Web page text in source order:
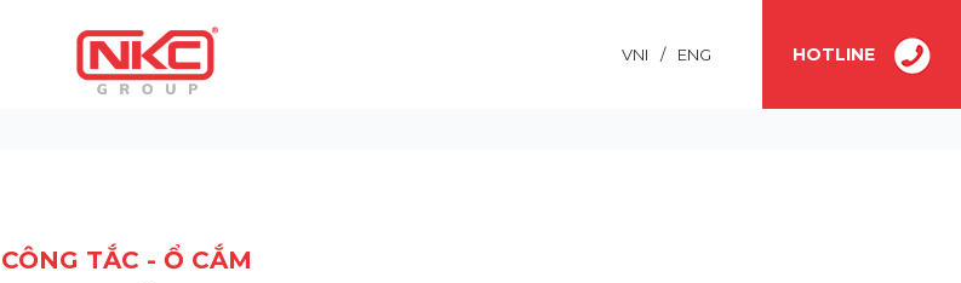
VNI / ENG HOTLINE
CÔNG TẮC - Ổ CẮM